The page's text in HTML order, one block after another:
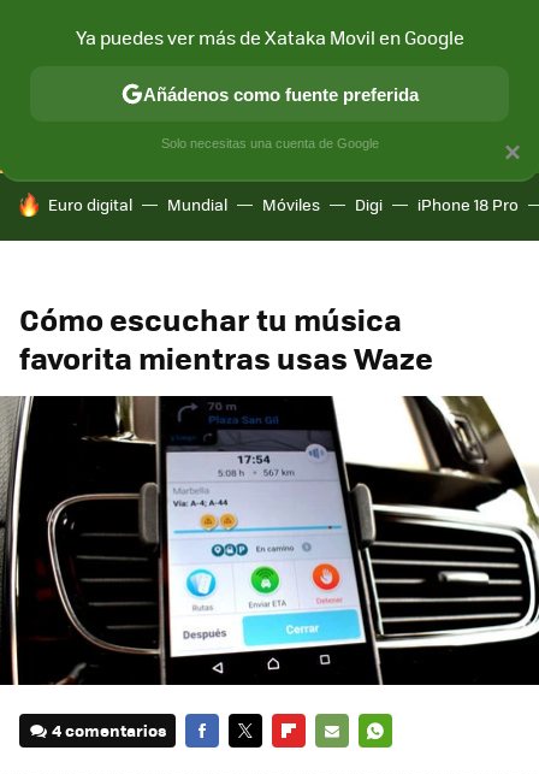
CONECTIVIDAD MÓVIL Y SOCIEDAD APLICACIONES
HOY SE HABLA DE
Euro digital Mundial Móviles Digi iPhone 18 Pro
Cómo escuchar tu música
favorita mientras usas Waze
4 comentarios
×
Ya puedes ver más de Xataka Movil en Google
Añádenos como fuente preferida
Solo necesitas una cuenta de Google